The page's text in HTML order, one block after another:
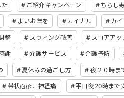
ご紹介キャンペーン ちらし
よいお年を カイナル カ
整 スウィング改善 スコアアッ
謝 介護サービス 介護予防
夏休みの過ごし方 夜２０時ま
帯状疱疹、神経痛 平日夜20時まで